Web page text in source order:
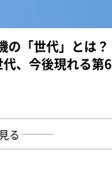
の「世代」とは？
、今後現れる第6
る